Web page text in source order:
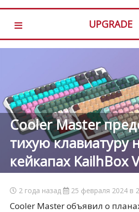
≡ UPGRADE
Cooler Master
тихую клавиатуру
кейкапах KailhBox
2 года назад 25 февраля 2024 в
Cooler Master объявил о